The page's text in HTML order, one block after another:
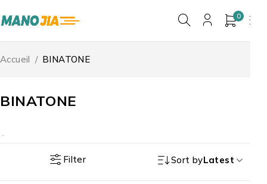
0
BINATONE
Accueil / BINATONE
Filter Sort byLatest